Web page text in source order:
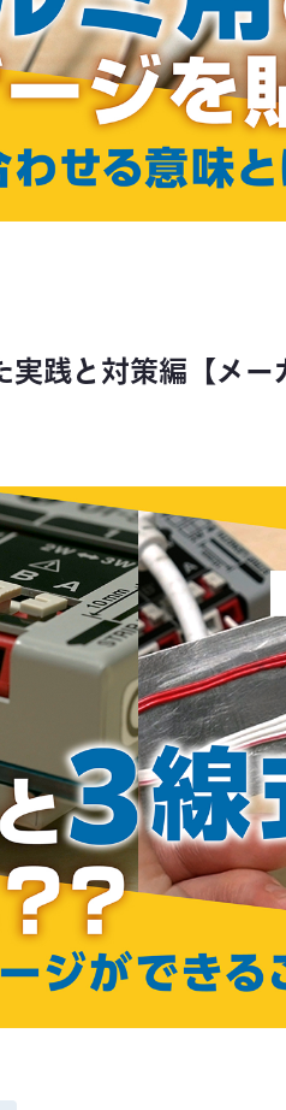
実践と対策編【メ